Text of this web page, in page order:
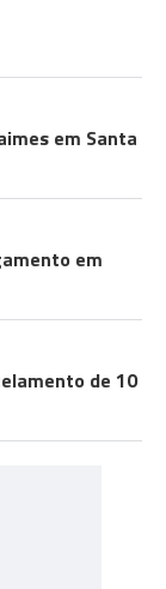
em Santa
em
de 10